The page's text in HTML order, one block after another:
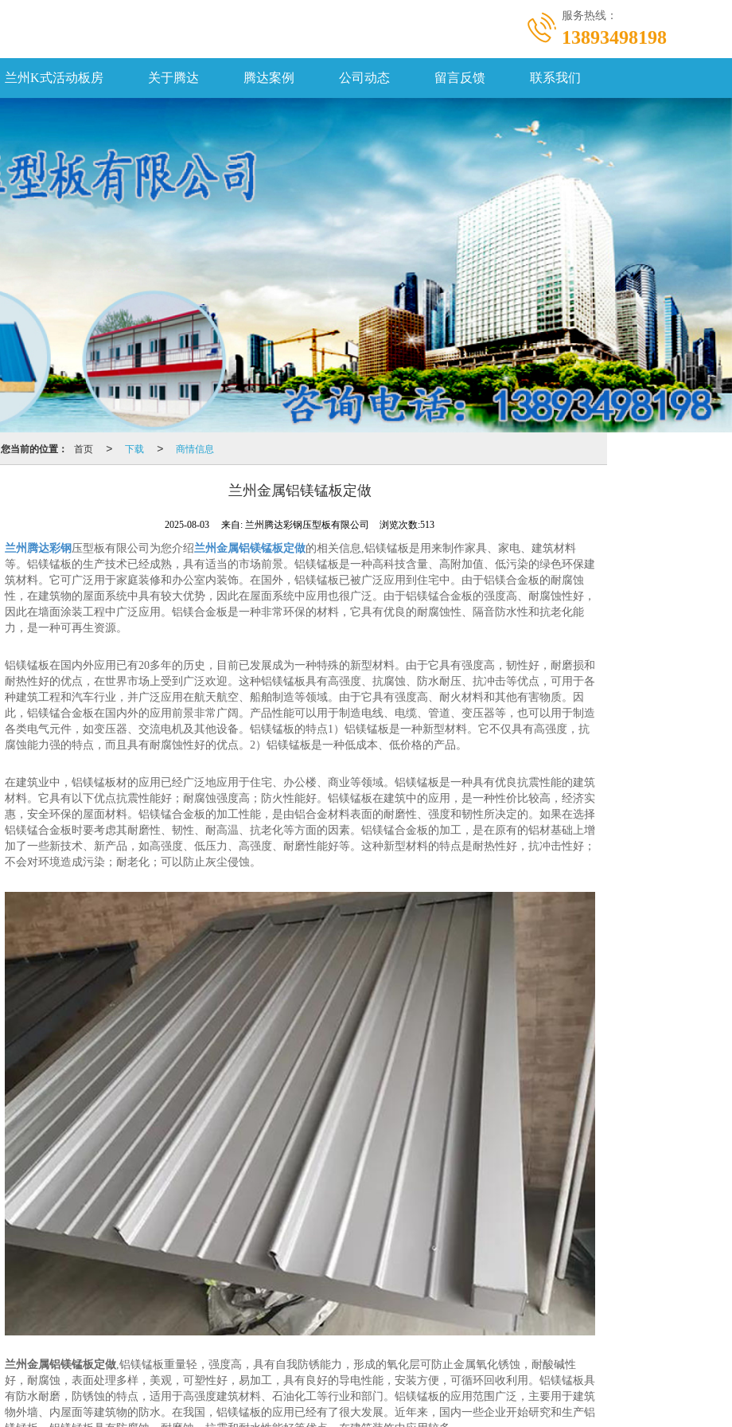
服务热线：
13893498198
兰州K式活动板房 关于腾达 腾达案例 公司动态 留言反馈 联系我们
您当前的位置： 首页 > 下载 > 商情信息
兰州金属铝镁锰板定做
2025-08-03 来自: 兰州腾达彩钢压型板有限公司 浏览次数:513
兰州腾达彩钢 压型板有限公司为您介绍兰州金属铝镁锰板定做的相关信息,铝镁锰板是用来制作家具、家电、建筑材料
等。铝镁锰板的生产技术已经成熟，具有适当的市场前景。铝镁锰板是一种高科技含量、高附加值、低污染的绿色环保建
筑材料。它可广泛用于家庭装修和办公室内装饰。在国外，铝镁锰板已被广泛应用到住宅中。由于铝镁合金板的耐腐蚀
性，在建筑物的屋面系统中具有较大优势，因此在屋面系统中应用也很广泛。由于铝镁锰合金板的强度高、耐腐蚀性好，
因此在墙面涂装工程中广泛应用。铝镁合金板是一种非常环保的材料，它具有优良的耐腐蚀性、隔音防水性和抗老化能
力，是一种可再生资源。
铝镁锰板在国内外应用已有20多年的历史，目前已发展成为一种特殊的新型材料。由于它具有强度高，韧性好，耐磨损和
耐热性好的优点，在世界市场上受到广泛欢迎。这种铝镁锰板具有高强度、抗腐蚀、防水耐压、抗冲击等优点，可用于各
种建筑工程和汽车行业，并广泛应用在航天航空、船舶制造等领域。由于它具有强度高、耐火材料和其他有害物质。因
此，铝镁锰合金板在国内外的应用前景非常广阔。产品性能可以用于制造电线、电缆、管道、变压器等，也可以用于制造
各类电气元件，如变压器、交流电机及其他设备。铝镁锰板的特点1）铝镁锰板是一种新型材料。它不仅具有高强度，抗
腐蚀能力强的特点，而且具有耐腐蚀性好的优点。2）铝镁锰板是一种低成本、低价格的产品。
在建筑业中，铝镁锰板材的应用已经广泛地应用于住宅、办公楼、商业等领域。铝镁锰板是一种具有优良抗震性能的建筑
材料。它具有以下优点抗震性能好；耐腐蚀强度高；防火性能好。铝镁锰板在建筑中的应用，是一种性价比较高，经济实
惠，安全环保的屋面材料。铝镁锰合金板的加工性能，是由铝合金材料表面的耐磨性、强度和韧性所决定的。如果在选择
铝镁锰合金板时要考虑其耐磨性、韧性、耐高温、抗老化等方面的因素。铝镁锰合金板的加工，是在原有的铝材基础上增
加了一些新技术、新产品，如高强度、低压力、高强度、耐磨性能好等。这种新型材料的特点是耐热性好，抗冲击性好；
不会对环境造成污染；耐老化；可以防止灰尘侵蚀。
兰州金属铝镁锰板定做,铝镁锰板重量轻，强度高，具有自我防锈能力，形成的氧化层可防止金属氧化锈蚀，耐酸碱性
好，耐腐蚀，表面处理多样，美观，可塑性好，易加工，具有良好的导电性能，安装方便，可循环回收利用。铝镁锰板具
有防水耐磨，防锈蚀的特点，适用于高强度建筑材料、石油化工等行业和部门。铝镁锰板的应用范围广泛，主要用于建筑
物外墙、内屋面等建筑物的防水。在我国，铝镁锰板的应用已经有了很大发展。近年来，国内一些企业开始研究和生产铝